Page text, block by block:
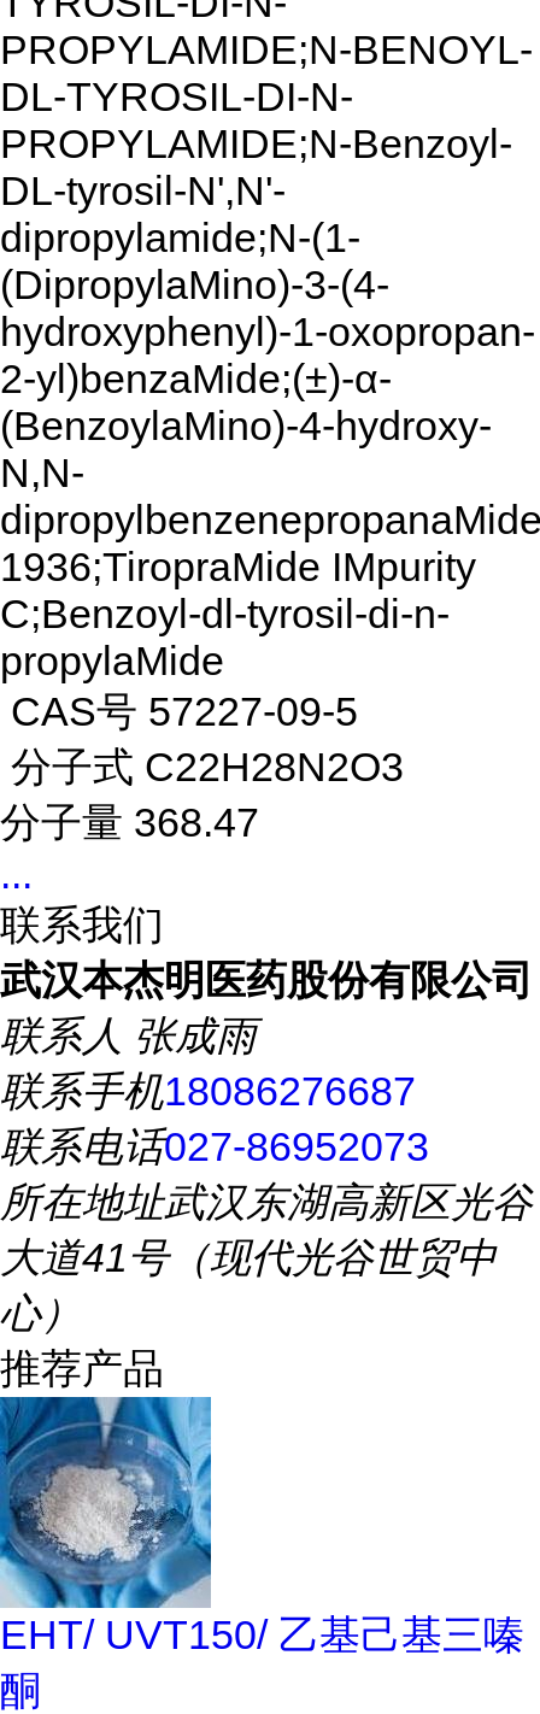
PROPYLAMIDE;N-BENOYL-
DL-TYROSIL-DI-N-
PROPYLAMIDE;N-Benzoyl-
DL-tyrosil-N',N'-
dipropylamide;N-(1-
(DipropylaMino)-3-(4-
hydroxyphenyl)-1-oxopropan-
2-yl)benzaMide;(±)-α-
(BenzoylaMino)-4-hydroxy-
N,N-
1936;TiropraMide IMpurity
C;Benzoyl-dl-tyrosil-di-n-
propylaMide
CAS号 57227-09-5
分子式 C22H28N2O3
分子量 368.47
...
联系我们
武汉本杰明医药股份有限公司
联系人 张成雨
联系手机18086276687
联系电话027-86952073
所在地址武汉东湖高新区光谷
大道41号（现代光谷世贸中
心）
推荐产品
EHT/ UVT150/ 乙基己基三嗪
酮